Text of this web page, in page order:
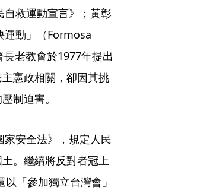
救運動宣言》；黃彰
運動」（Formosa
老教會於1977年提出
憲政相關，卻因其挑
制迫害。
安全法》，規定人民
。繼續將反對者冠上
「參加獨立台灣會」